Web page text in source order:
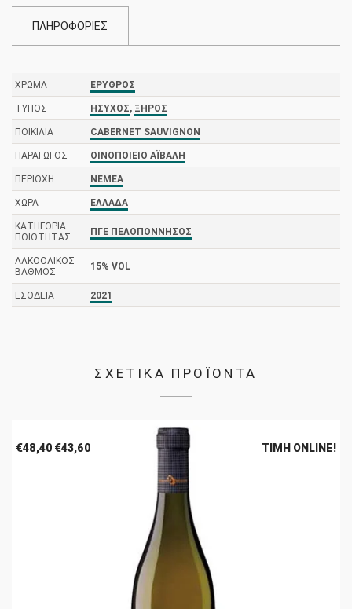
ΠΛΗΡΟΦΟΡΙΕΣ
ΧΡΏΜΑ ΕΡΥΘΡΌΣ
ΤΎΠΟΣ ΉΣΥΧΟΣ, ΞΗΡΌΣ
ΠΟΙΚΙΛΊΑ CABERNET SAUVIGNON
ΠΑΡΑΓΩΓΌΣ ΟΙΝΟΠΟΙΕΊΟ ΑΪΒΑΛΉ
ΠΕΡΙΟΧΉ ΝΕΜΈΑ
ΧΏΡΑ ΕΛΛΆΔΑ
ΚΑΤΗΓΟΡΊΑ
ΠΟΙΌΤΗΤΑΣ
ΠΓΕ ΠΕΛΟΠΌΝΝΗΣΟΣ
ΑΛΚΟΟΛΙΚΌΣ
ΒΑΘΜΌΣ
15% VOL
ΕΣΟΔΕΊΑ 2021
ΣΧΕΤΙΚΑ ΠΡΟΪΟΝΤΑ
€48,40 Original
€43,60Η
ΤΙΜΉ ONLINE!